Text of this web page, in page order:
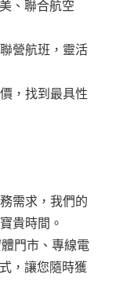
、聯合航空
營航班，靈活
，找到最具性
需求，我們的
貴時間。
門市、專線電
，讓您隨時獲